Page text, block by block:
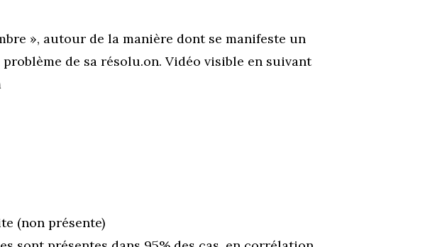
», autour de la manière dont se manifeste un
de sa résolu.on. Vidéo visible en suivant
(non présente)